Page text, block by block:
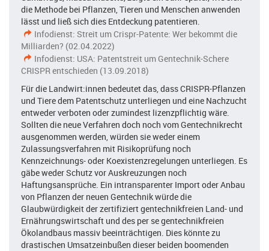
die Methode bei Pflanzen, Tieren und Menschen anwenden
lässt und ließ sich dies Entdeckung patentieren.
Infodienst: Streit um Crispr-Patente: Wer bekommt die
Milliarden? (02.04.2022)
Infodienst: USA: Patentstreit um Gentechnik-Schere
CRISPR entschieden (13.09.2018)
Für die Landwirt:innen bedeutet das, dass CRISPR-Pflanzen
und Tiere dem Patentschutz unterliegen und eine Nachzucht
entweder verboten oder zumindest lizenzpflichtig wäre.
Sollten die neue Verfahren doch noch vom Gentechnikrecht
ausgenommen werden, würden sie weder einem
Zulassungsverfahren mit Risikoprüfung noch
Kennzeichnungs- oder Koexistenzregelungen unterliegen. Es
gäbe weder Schutz vor Auskreuzungen noch
Haftungsansprüche. Ein intransparenter Import oder Anbau
von Pflanzen der neuen Gentechnik würde die
Glaubwürdigkeit der zertifiziert gentechnikfreien Land- und
Ernährungswirtschaft und des per se gentechnikfreien
Ökolandbaus massiv beeinträchtigen. Dies könnte zu
drastischen Umsatzeinbußen dieser beiden boomenden